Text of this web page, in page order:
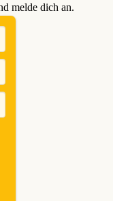
melde dich an.